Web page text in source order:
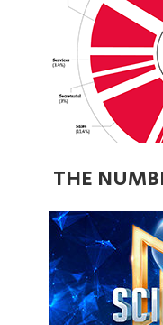
THE